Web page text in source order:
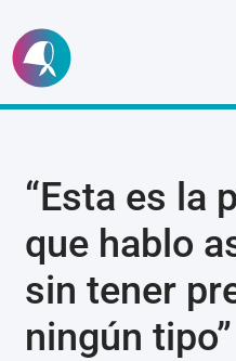
Ir
al
“Esta es la
que hablo
sin tener
ningún tipo”